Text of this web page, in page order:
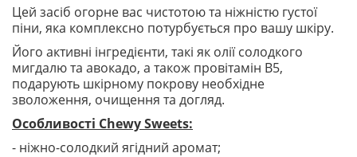
Цей засіб огорне вас чистотою та ніжністю густої
піни, яка комплексно потурбується про вашу шкіру.
Його активні інгредієнти, такі як олії солодкого
мигдалю та авокадо, а також провітамін В5,
подарують шкірному покрову необхідне
зволоження, очищення та догляд.
Особливості Chewy Sweets:
- ніжно-солодкий ягідний аромат;